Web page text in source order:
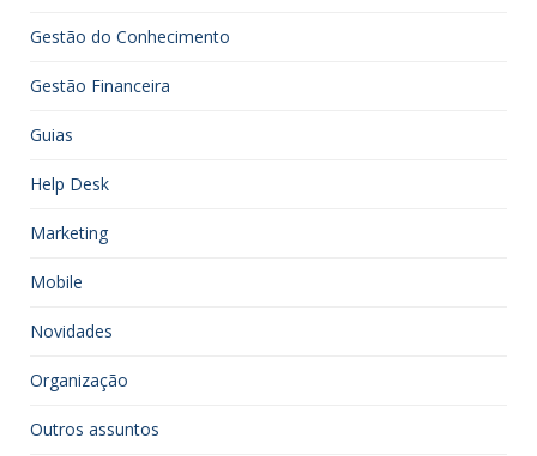
Gestão do Conhecimento
Gestão Financeira
Guias
Help Desk
Marketing
Mobile
Novidades
Organização
Outros assuntos